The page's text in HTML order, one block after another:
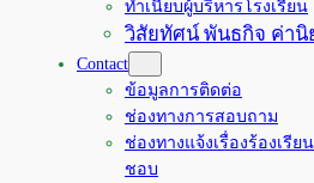
ทำเนียบผู้บริหารโรงเรียน
วิสัยทัศน์ พันธกิจ ค่า
Contact
ข้อมูลการติดต่อ
ช่องทางการสอบถาม
ช่องทางแจ้งเรื่องร้องเรี
ชอบ